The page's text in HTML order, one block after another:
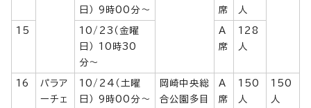
日） 9時00分〜
席
人
15
10/23（金曜
日） 10時30
分〜
A
席
128
人
16
パラア
ーチェ
10/24（土曜
日） 9時00分〜
岡崎中央総
合公園多目
A
席
150
人
150
人